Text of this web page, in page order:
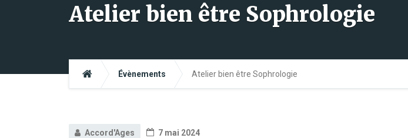
Atelier bien être Sophrologie
Évènements Atelier bien être Sophrologie
Accord'Ages 7 mai 2024